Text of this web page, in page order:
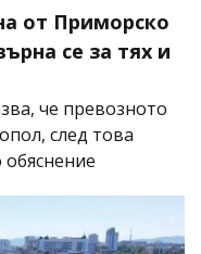
от Приморско
се за тях и
че превозното
след това